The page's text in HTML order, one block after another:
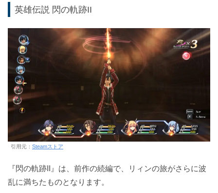
英雄伝説 閃の軌跡II
引用元： Steamストア
『閃の軌跡II』は、前作の続編で、リィンの旅がさらに波
乱に満ちたものとなります。